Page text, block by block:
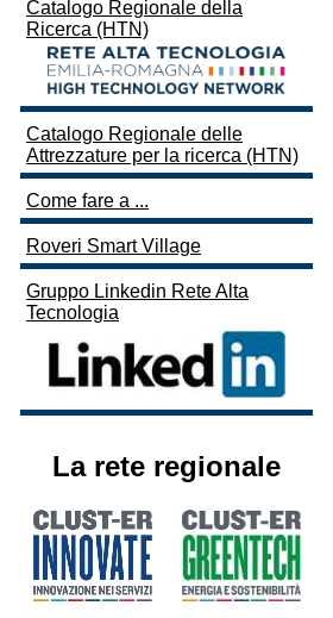
Catalogo Regionale della
Ricerca (HTN)
Catalogo Regionale delle
Attrezzature per la ricerca (HTN)
Come fare a ...
Roveri Smart Village
Gruppo Linkedin Rete Alta
Tecnologia
La rete regionale